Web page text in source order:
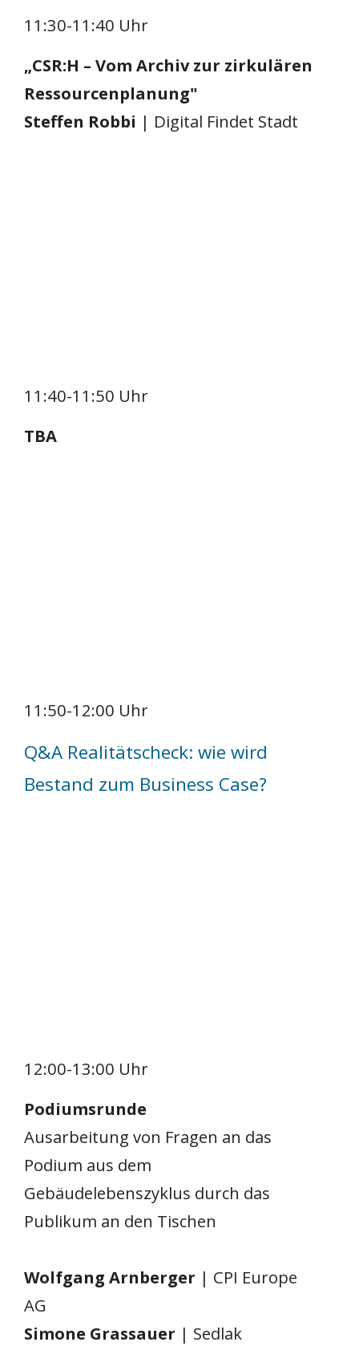
11:30-11:40 Uhr
„CSR:H – Vom Archiv zur zirkulären
Ressourcenplanung"
Steffen Robbi | Digital Findet Stadt
11:40-11:50 Uhr
TBA
11:50-12:00 Uhr
Q&A Realitätscheck: wie wird
Bestand zum Business Case?
12:00-13:00 Uhr
Podiumsrunde
Ausarbeitung von Fragen an das
Podium aus dem
Gebäudelebenszyklus durch das
Publikum an den Tischen
Wolfgang Arnberger | CPI Europe
AG
Simone Grassauer | Sedlak